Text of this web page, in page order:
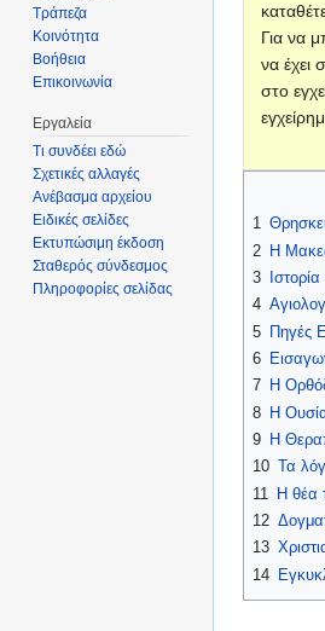
Για να
να έχει
στο
1
2 Η
3
4
5 Πηγές
6
7 Η
8 Η
9 Η
10 Τα
11
Η θέα
12
13
14
Τράπεζα
Κοινότητα
Βοήθεια
Επικοινωνία
Εργαλεία
Τι συνδέει εδώ
Σχετικές αλλαγές
Ανέβασμα αρχείου
Ειδικές σελίδες
Εκτυπώσιμη έκδοση
Σταθερός σύνδεσμος
Πληροφορίες σελίδας